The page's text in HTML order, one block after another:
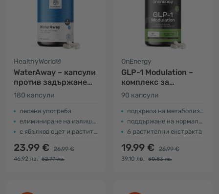
HealthyWorld®
WaterAway – капсули
против задържане
на вода
180 капсули
лесена употреба
елиминиране на излишната вода от организма
с ябълков оцет и растителни екстракти
23.99 €
26.99 €
46.92 лв.
52.79 лв.
OnEnergy
GLP-1 Modulation –
комплекс за
подпомагане на
метаболизма
90 капсули
подкрепа на метаболизма на макронутриентите
поддържане на нормални нива на глюкоза в кръвта
6 растителни екстракта
19.99 €
25.99 €
39.10 лв.
50.83 лв.